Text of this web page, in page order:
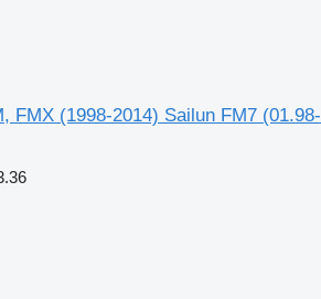
FMX (1998-2014) Sailun FM7 (01.98-